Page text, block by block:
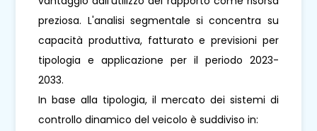
preziosa. L'analisi segmentale si concentra su
capacità produttiva, fatturato e previsioni per
tipologia e applicazione per il periodo 2023-
2033.
In base alla tipologia, il mercato dei sistemi di
controllo dinamico del veicolo è suddiviso in: